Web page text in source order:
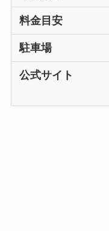
料金目安
駐車場
公式サイト